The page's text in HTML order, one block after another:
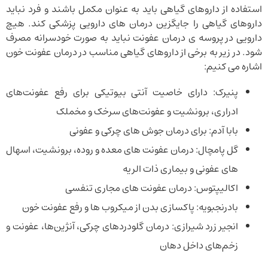
استفاده از داروهای گیاهی باید به عنوان مکمل باشند و فرد نباید
داروهای گیاهی را جایگزین درمان های دارویی پزشکی کند. هیچ
دارویی در پروسه ی درمان عفونت نباید به صورت خودسرانه مصرف
شود. در زیر به برخی از داروهای گیاهی مناسب در درمان عفونت خون
اشاره می کنیم:
پنیرک: دارای خاصیت آنتی بیوتیکی برای رفع عفونت‌های
ادراری، برونشیت و عفونت‌های سرخک و مخملک
بابا آدم: برای درمان جوش های چرکی و عفونی
گل پامچال: درمان عفونت های معده و روده، برونشیت، اسهال
های عفونی و بیماری ذات الریه
اکالیپتوس: درمان عفونت های مجاری تنفسی
بادرنجبویه: پاکسازی بدن از میکروب ها و رفع عفونت خون
انجیر زرد شیرازی: درمان گلودردهای چرکی، آن‍‍ژین‌ها، عفونت و
زخم‌های داخل دهان